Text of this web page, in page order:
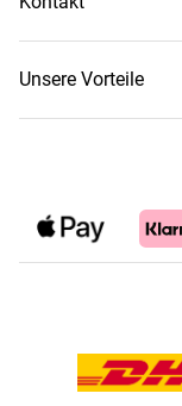
Unsere Vorteile